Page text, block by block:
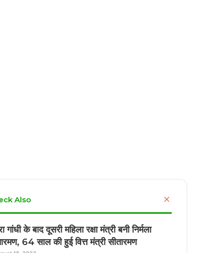
Also
गांधी के बाद दूसरी महिला रक्षा मंत्री बनी निर्मला
64 साल की हुई वित्त मंत्री सीतारमण